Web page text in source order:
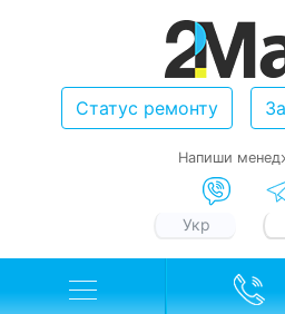
Статус ремонту
Напиши
Укр